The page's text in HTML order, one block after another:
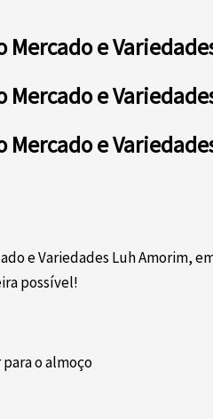
Mercado e
Mercado e
Mercado e
e Variedades Luh
possível!
para o almoço